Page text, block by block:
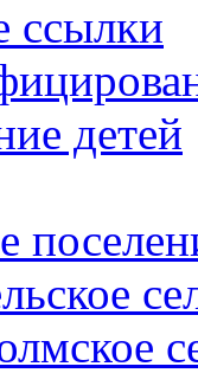
ссылки
детей